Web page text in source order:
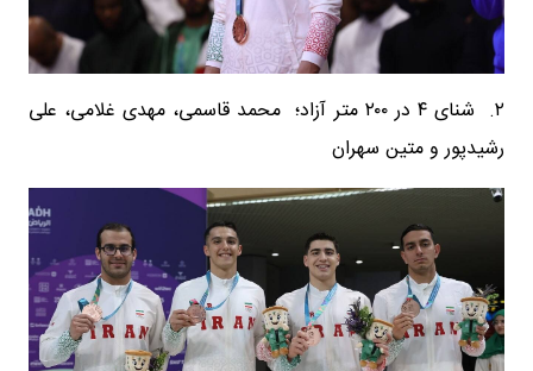
۲. شنای ۴ در ۲۰۰ متر آزاد؛ محمد قاسمی، مهدی غلامی، علی
رشیدپور و متین سهران